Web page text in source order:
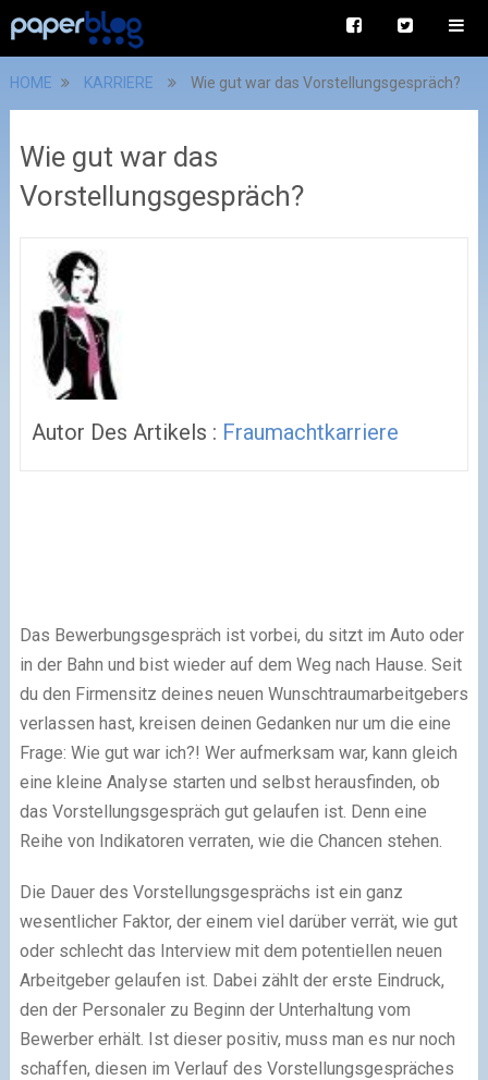
HOME KARRIERE Wie gut war das Vorstellungsgespräch?
Wie gut war das
Vorstellungsgespräch?
Autor Des Artikels : Fraumachtkarriere
Das Bewerbungsgespräch ist vorbei, du sitzt im Auto oder
in der Bahn und bist wieder auf dem Weg nach Hause. Seit
du den Firmensitz deines neuen Wunschtraumarbeitgebers
verlassen hast, kreisen deinen Gedanken nur um die eine
Frage: Wie gut war ich?! Wer aufmerksam war, kann gleich
eine kleine Analyse starten und selbst herausfinden, ob
das Vorstellungsgespräch gut gelaufen ist. Denn eine
Reihe von Indikatoren verraten, wie die Chancen stehen.
Die Dauer des Vorstellungsgesprächs ist ein ganz
wesentlicher Faktor, der einem viel darüber verrät, wie gut
oder schlecht das Interview mit dem potentiellen neuen
Arbeitgeber gelaufen ist. Dabei zählt der erste Eindruck,
den der Personaler zu Beginn der Unterhaltung vom
Bewerber erhält. Ist dieser positiv, muss man es nur noch
schaffen, diesen im Verlauf des Vorstellungsgespräches